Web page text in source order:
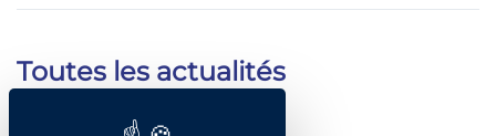
Toutes les actualités